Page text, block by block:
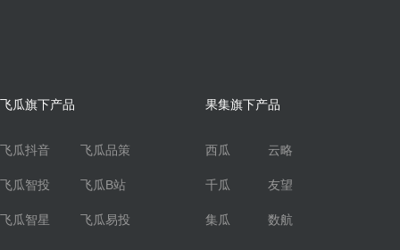
飞瓜旗下产品
飞瓜抖音 飞瓜品策
飞瓜智投 飞瓜B站
飞瓜智星 飞瓜易投
果集旗下产品
西瓜 云略
千瓜 友望
集瓜 数航